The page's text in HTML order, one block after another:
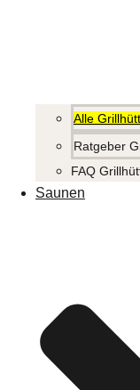
Alle
Ratgeber
FAQ
Saunen